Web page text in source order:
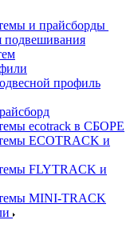
и прайсборды
подвешивания
профиль
ecotrack в СБОРЕ
ECOTRACK и
FLYTRACK и
MINI-TRACK